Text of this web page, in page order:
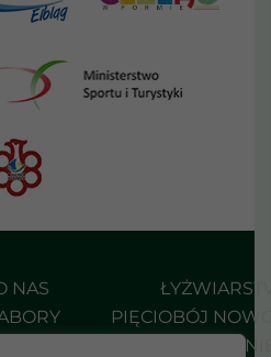
NAS
PIĘCIOBÓJ